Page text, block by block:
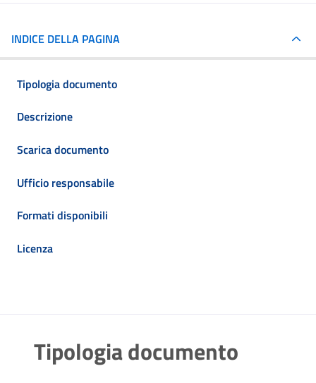
INDICE DELLA PAGINA
Tipologia documento
Descrizione
Scarica documento
Ufficio responsabile
Formati disponibili
Licenza
Tipologia documento